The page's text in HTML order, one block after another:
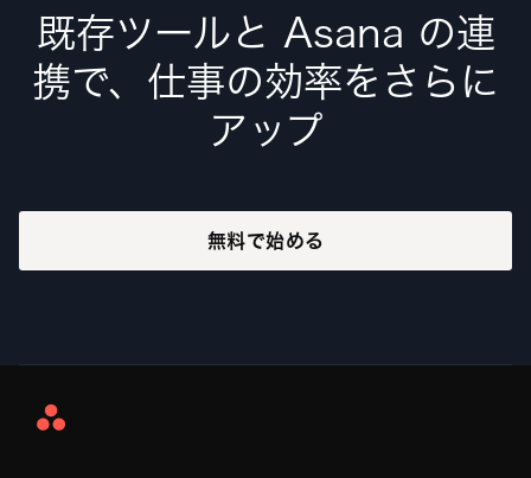
既存ツールと Asana の連
携で、仕事の効率をさらに
アップ
無料で始める
Asana